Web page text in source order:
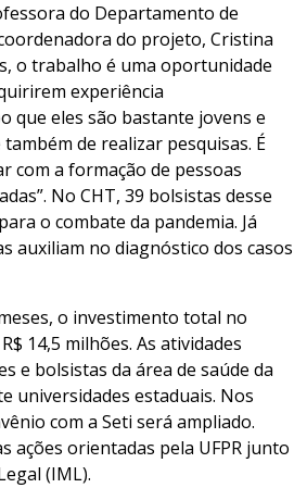
do Departamento de
do projeto, Cristina
o trabalho é uma oportunidade
experiência
que eles são bastante jovens e
de realizar pesquisas. É
com a formação de pessoas
No CHT, 39 bolsistas desse
para o combate da pandemia. Já
auxiliam no diagnóstico dos casos
, o investimento total no
14,5 milhões. As atividades
e bolsistas da área de saúde da
universidades estaduais. Nos
com a Seti será ampliado.
ações orientadas pela UFPR junto
(IML).